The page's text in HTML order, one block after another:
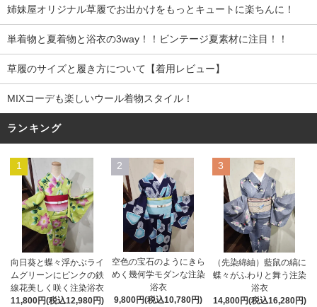
姉妹屋オリジナル草履でお出かけをもっとキュートに楽ちんに！
単着物と夏着物と浴衣の3way！！ビンテージ夏素材に注目！！
草履のサイズと履き方について【着用レビュー】
MIXコーデも楽しいウール着物スタイル！
ランキング
1
向日葵と蝶々浮かぶライ
ムグリーンにピンクの鉄
線花美しく咲く注染浴衣
11,800円(税込12,980円)
2
空色の宝石のようにきら
めく幾何学モダンな注染
浴衣
9,800円(税込10,780円)
3
（先染綿紬）藍鼠の縞に
蝶々がふわりと舞う注染
浴衣
14,800円(税込16,280円)